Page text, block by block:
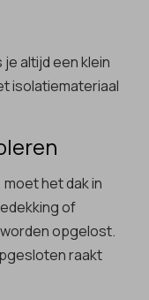
altijd een klein
isolatiemateriaal
het dak in
of
opgelost.
raakt